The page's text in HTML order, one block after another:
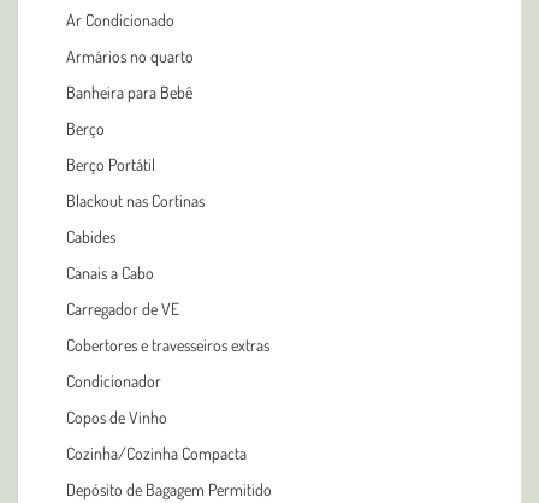
Ar Condicionado
Armários no quarto
Banheira para Bebê
Berço
Berço Portátil
Blackout nas Cortinas
Cabides
Canais a Cabo
Carregador de VE
Cobertores e travesseiros extras
Condicionador
Copos de Vinho
Cozinha/Cozinha Compacta
Depósito de Bagagem Permitido